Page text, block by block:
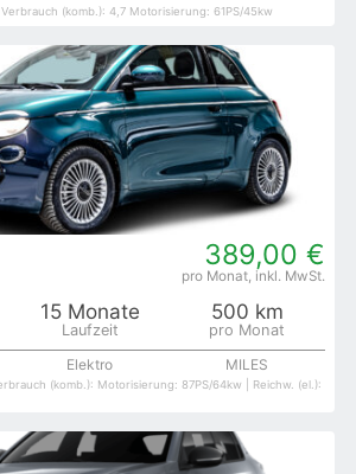
(komb.): 4,7 Motorisierung: 61PS/45kw
389,00 €
15 Monate 500 km
Elektro MILES
(komb.): Motorisierung: 87PS/64kw | Reichw. (el.):